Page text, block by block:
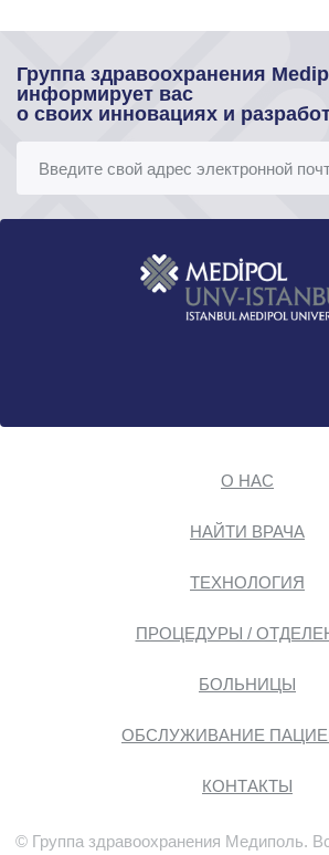
Группа здравоохранения
информирует вас
о своих инновациях и
О НАС
НАЙТИ ВРАЧА
ТЕХНОЛОГИЯ
ПРОЦЕДУРЫ /
БОЛЬНИЦЫ
ОБСЛУЖИВАНИЕ
КОНТАКТЫ
© Группа здравоохранения Медиполь.